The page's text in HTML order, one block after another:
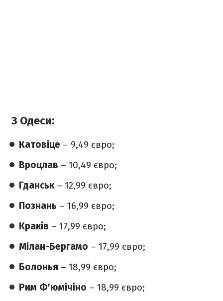
З Одеси:
Катовіце – 9,49 євро;
Вроцлав – 10,49 євро;
Гданськ – 12,99 євро;
Познань – 16,99 євро;
Краків – 17,99 євро;
Мілан-Бергамо – 17,99 євро;
Болонья – 18,99 євро;
Рим Ф'юмічіно – 18,99 євро;